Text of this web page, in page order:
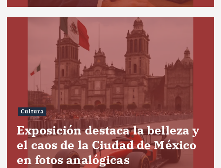
Cultura
Exposición destaca la belleza y
el caos de la Ciudad de México
en fotos analógicas